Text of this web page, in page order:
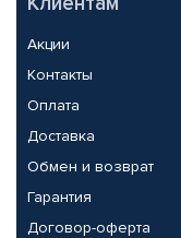
Акции
Контакты
Оплата
Доставка
Обмен и возврат
Гарантия
Договор-оферта